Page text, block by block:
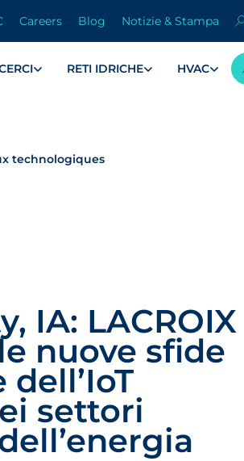
RETI IDRICHE HVAC
Careers Blog Notizie & Stampa
technologiques
IA: LACROIX
nuove sfide
settori